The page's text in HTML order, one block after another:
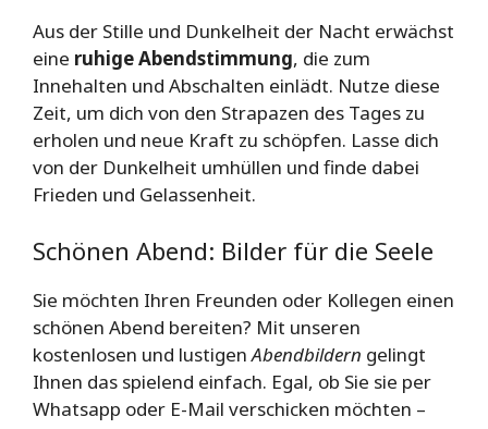
Aus der Stille und Dunkelheit der Nacht erwächst
eine ruhige Abendstimmung, die zum
Innehalten und Abschalten einlädt. Nutze diese
Zeit, um dich von den Strapazen des Tages zu
erholen und neue Kraft zu schöpfen. Lasse dich
von der Dunkelheit umhüllen und finde dabei
Frieden und Gelassenheit.
Schönen Abend: Bilder für die Seele
Sie möchten Ihren Freunden oder Kollegen einen
schönen Abend bereiten? Mit unseren
kostenlosen und lustigenAbendbildern gelingt
Ihnen das spielend einfach. Egal, ob Sie sie per
Whatsapp oder E-Mail verschicken möchten –